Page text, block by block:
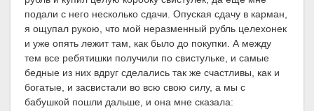
подали с него несколько сдачи. Опуская сдачу в карман,
я ощупал рукою, что мой неразменный рубль целехонек
и уже опять лежит там, как было до покупки. А между
тем все ребятишки получили по свистульке, и самые
бедные из них вдруг сделались так же счастливы, как и
богатые, и засвистали во всю свою силу, а мы с
бабушкой пошли дальше, и она мне сказала: